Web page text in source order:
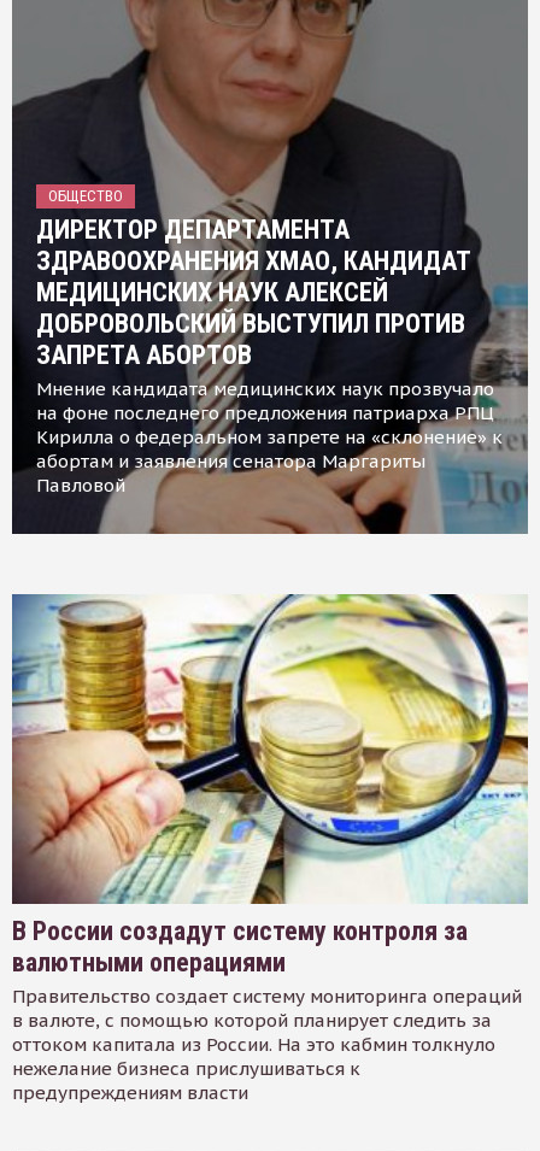
ОБЩЕСТВО
ДИРЕКТОР ДЕПАРТАМЕНТА
ЗДРАВООХРАНЕНИЯ ХМАО, КАНДИДАТ
МЕДИЦИНСКИХ НАУК АЛЕКСЕЙ
ДОБРОВОЛЬСКИЙ ВЫСТУПИЛ ПРОТИВ
ЗАПРЕТА АБОРТОВ
Мнение кандидата медицинских наук прозвучало
на фоне последнего предложения патриарха РПЦ
Кирилла о федеральном запрете на «склонение» к
абортам и заявления сенатора Маргариты
Павловой
В России создадут систему контроля за
валютными операциями
Правительство создает систему мониторинга операций
в валюте, с помощью которой планирует следить за
оттоком капитала из России. На это кабмин толкнуло
нежелание бизнеса прислушиваться к
предупреждениям власти